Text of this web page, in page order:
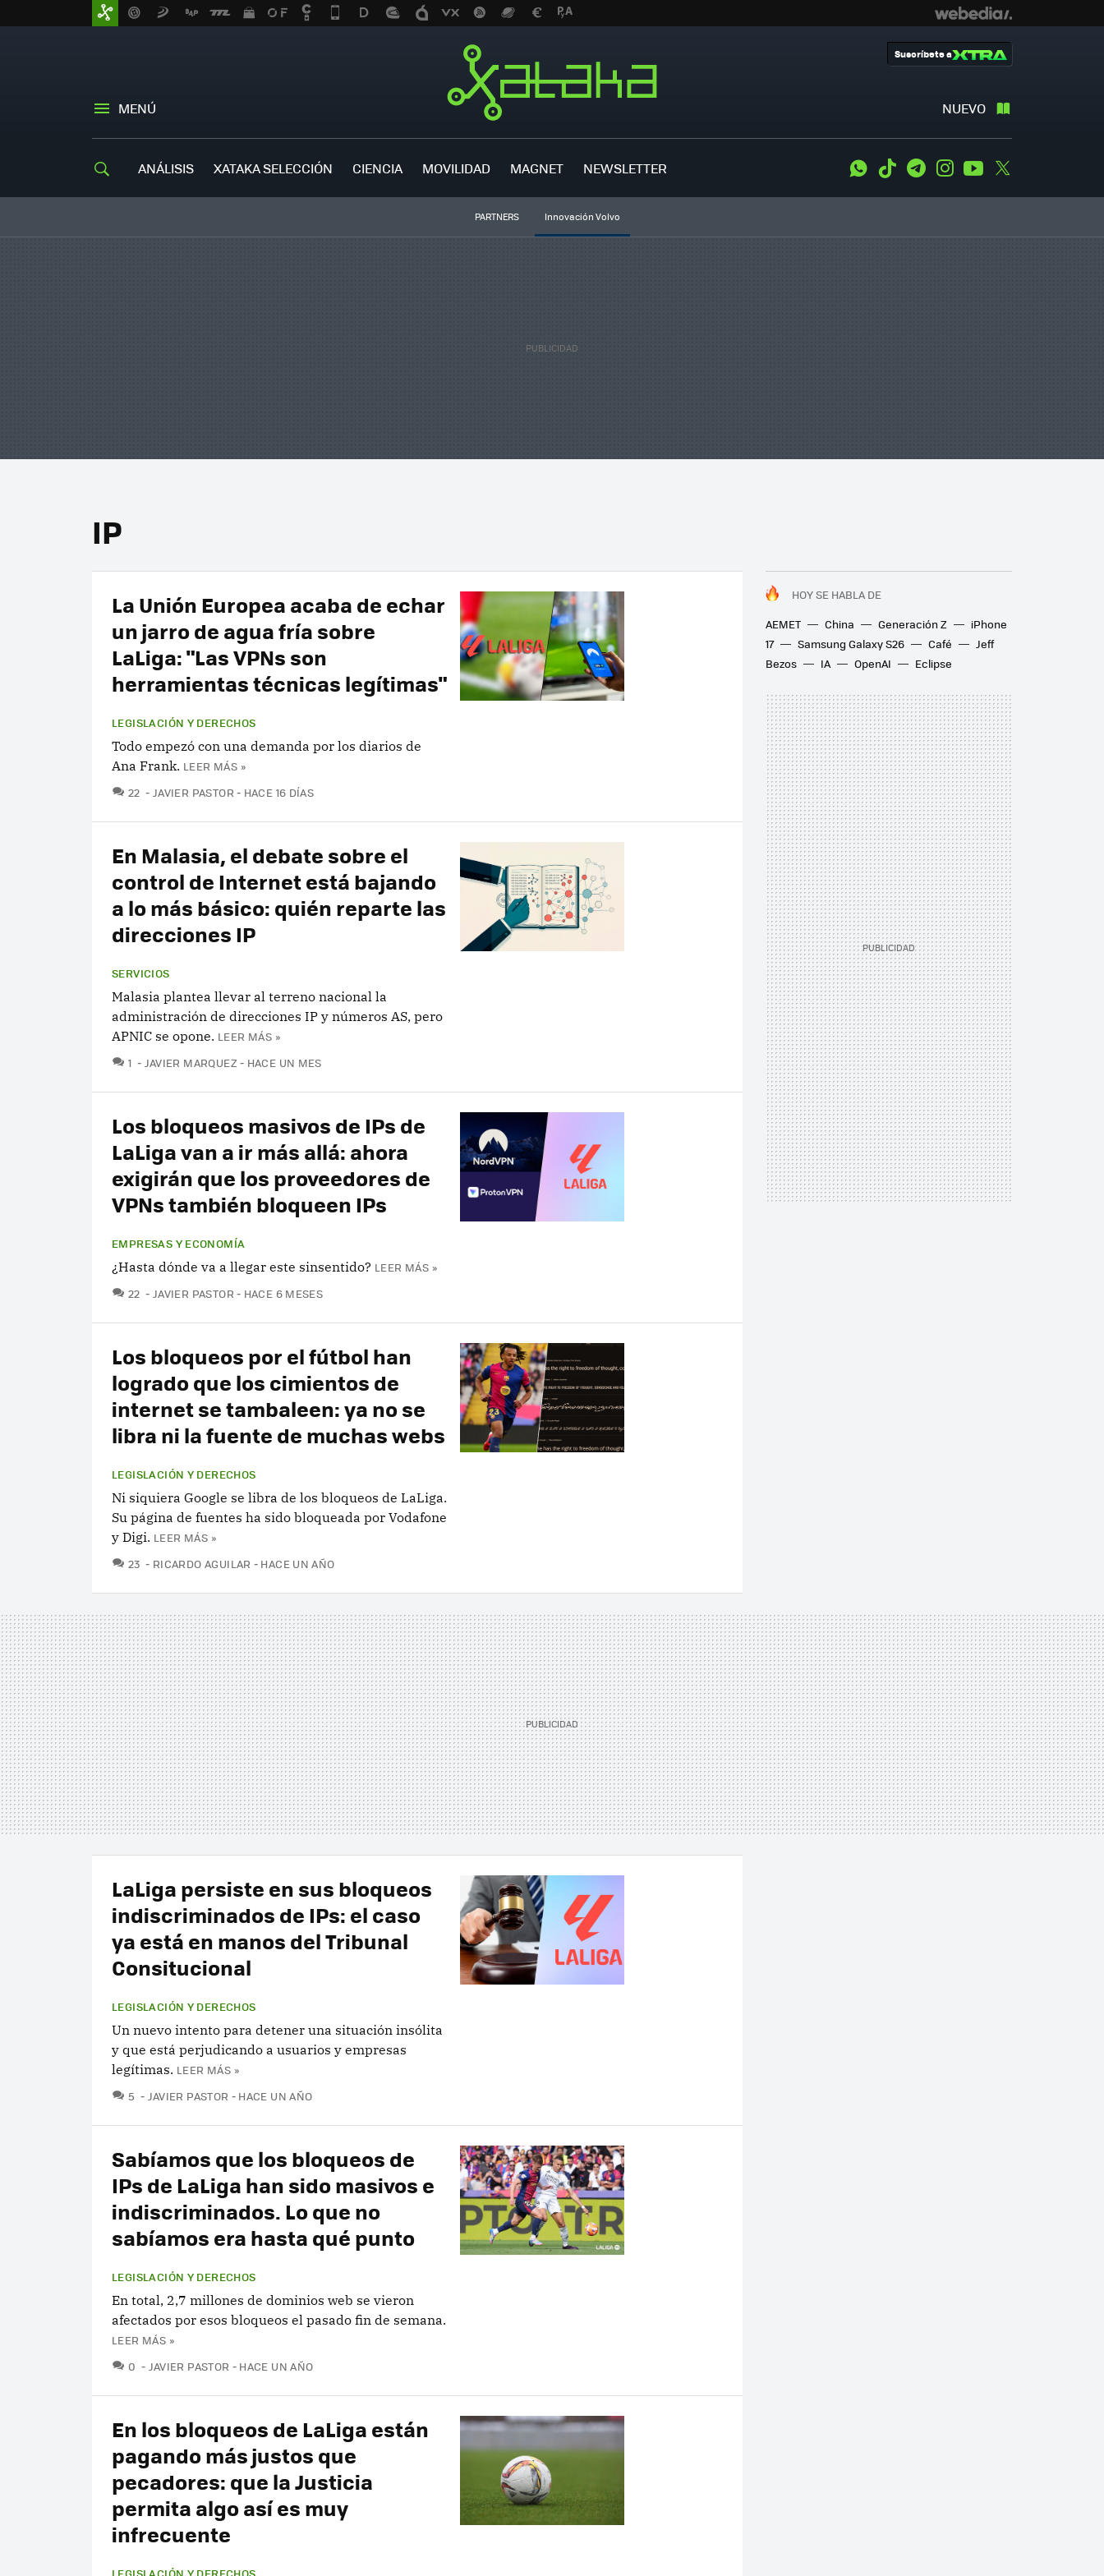
MENÚ NUEVO
Suscríbete a
ANÁLISIS XATAKA SELECCIÓN CIENCIA MOVILIDAD MAGNET NEWSLETTER WhatsApp
Tiktok TelegramInstagramYoutube
PARTNERS Innovación Volvo
IP
HOY SE HABLA DE
AEMET
China Generación Z
iPhone
17
Samsung Galaxy S26 Café
Jeff
Bezos
IA OpenAI Eclipse
La Unión Europea acaba de echar
un jarro de agua fría sobre
LaLiga: "Las VPNs son
herramientas técnicas legítimas"
LEGISLACIÓN Y DERECHOS
Todo empezó con una demanda por los diarios de
Ana Frank. LEER MÁS »
22 COMENTARIOS
JAVIER PASTOR HACE 16 DÍAS
En Malasia, el debate sobre el
control de Internet está bajando
a lo más básico: quién reparte las
direcciones IP
SERVICIOS
Malasia plantea llevar al terreno nacional la
administración de direcciones IP y números AS, pero
APNIC se opone. LEER MÁS »
1 COMENTARIOS
JAVIER MARQUEZ HACE UN MES
Los bloqueos masivos de IPs de
LaLiga van a ir más allá: ahora
exigirán que los proveedores de
VPNs también bloqueen IPs
EMPRESAS Y ECONOMÍA
¿Hasta dónde va a llegar este sinsentido? LEER MÁS »
22 COMENTARIOS
JAVIER PASTOR HACE 6 MESES
Los bloqueos por el fútbol han
logrado que los cimientos de
internet se tambaleen: ya no se
libra ni la fuente de muchas webs
LEGISLACIÓN Y DERECHOS
Ni siquiera Google se libra de los bloqueos de LaLiga.
Su página de fuentes ha sido bloqueada por Vodafone
y Digi. LEER MÁS »
23 COMENTARIOS
RICARDO AGUILAR HACE UN AÑO
LaLiga persiste en sus bloqueos
indiscriminados de IPs: el caso
ya está en manos del Tribunal
Consitucional
LEGISLACIÓN Y DERECHOS
Un nuevo intento para detener una situación insólita
y que está perjudicando a usuarios y empresas
legítimas. LEER MÁS »
5 COMENTARIOS
JAVIER PASTOR HACE UN AÑO
Sabíamos que los bloqueos de
IPs de LaLiga han sido masivos e
indiscriminados. Lo que no
sabíamos era hasta qué punto
LEGISLACIÓN Y DERECHOS
En total, 2,7 millones de dominios web se vieron
afectados por esos bloqueos el pasado fin de semana.
LEER MÁS »
0 COMENTARIOS
JAVIER PASTOR HACE UN AÑO
En los bloqueos de LaLiga están
pagando más justos que
pecadores: que la Justicia
permita algo así es muy
infrecuente